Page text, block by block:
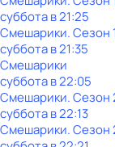
субботав21:25
Смешарики. Сезон 1
субботав21:35
Смешарики
субботав22:05
Смешарики. Сезон
субботав22:13
Смешарики. Сезон